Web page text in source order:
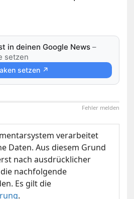
in deinen Google News –
setzen
setzen ↗
Fehler melden
verarbeitet
Daten. Aus diesem Grund
nach ausdrücklicher
nachfolgende
Es gilt die
.